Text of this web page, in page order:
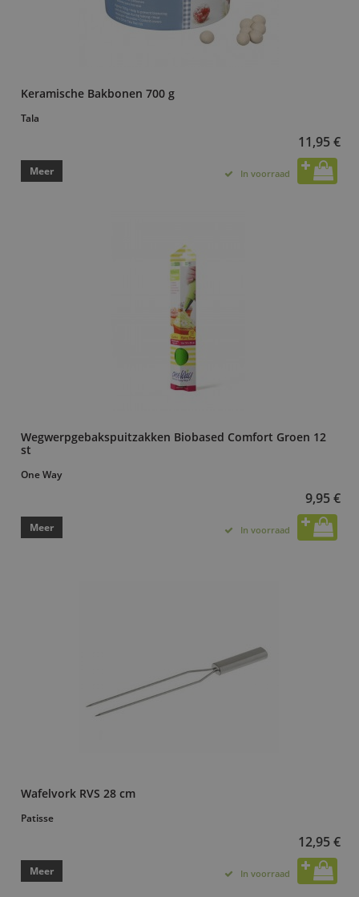
Keramische Bakbonen 700 g
Tala
11,95 €
Meer In voorraad
Wegwerpgebakspuitzakken Biobased Comfort Groen 12
st
One Way
9,95 €
Meer In voorraad
Wafelvork RVS 28 cm
Patisse
12,95 €
Meer In voorraad